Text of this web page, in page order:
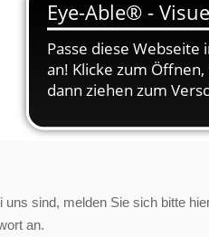
uns sind, melden Sie sich bitte
an.